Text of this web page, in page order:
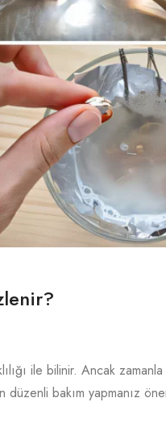
ile bilinir. Ancak
düzenli bakım yapmanız